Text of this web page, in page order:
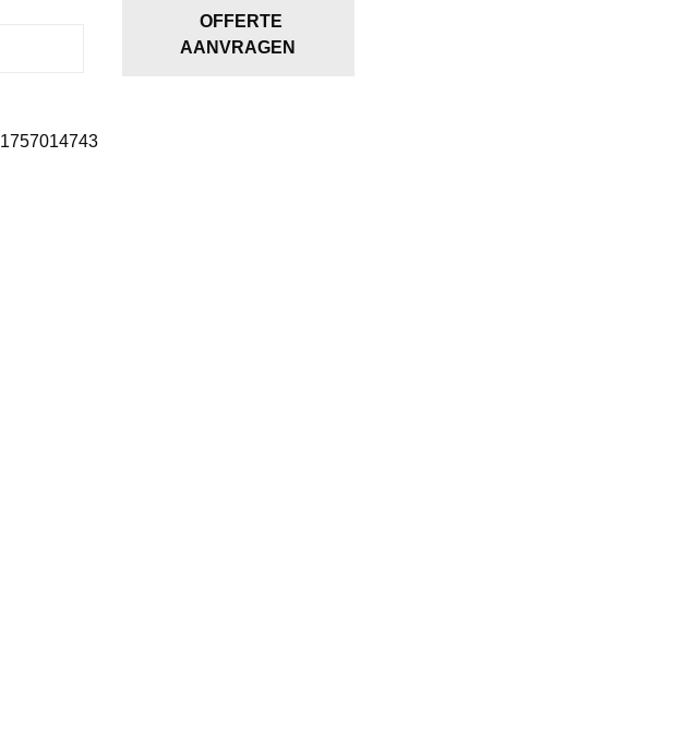
OFFERTE
AANVRAGEN
1757014743